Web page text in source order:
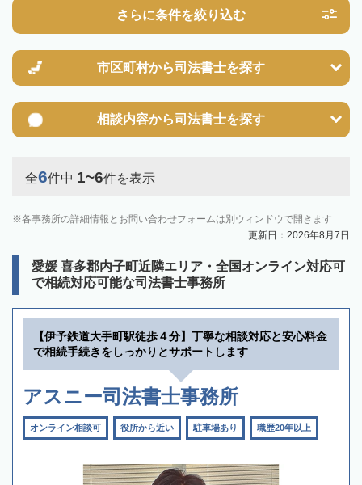
さらに条件を絞り込む
市区町村から司法書士を探す
相談内容から司法書士を探す
全6件中 1~6件を表示
各事務所の詳細情報とお問い合わせフォームは別ウィンドウで開きます
更新日：2026年8月7日
愛媛 喜多郡内子町近隣エリア・全国オンライン対応可
で相続対応可能な司法書士事務所
【伊予鉄道大手町駅徒歩４分】丁寧な相談対応と安心料金
で相続手続きをしっかりとサポートします
アスニー司法書士事務所
オンライン相談可 役所から近い 駐車場あり 職歴20年以上